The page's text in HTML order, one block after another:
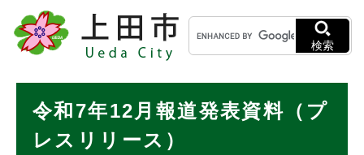
メニューを飛ばして本文へ
キ
ー
ワ
検
検索
令和7年12月報道発表資料（プ
レスリリース）